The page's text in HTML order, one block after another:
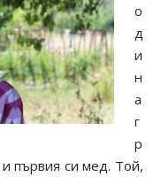
о
д
и
н
а
г
р
първия си мед. Той,